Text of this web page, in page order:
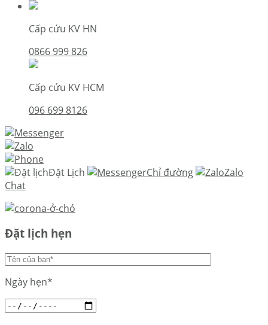
Cấp cứu KV HN
0866 999 826
Cấp cứu KV HCM
096 699 8126
Đặt Lịch Chỉ đường
Zalo
Chat
Đặt lịch hẹn
Ngày hẹn*